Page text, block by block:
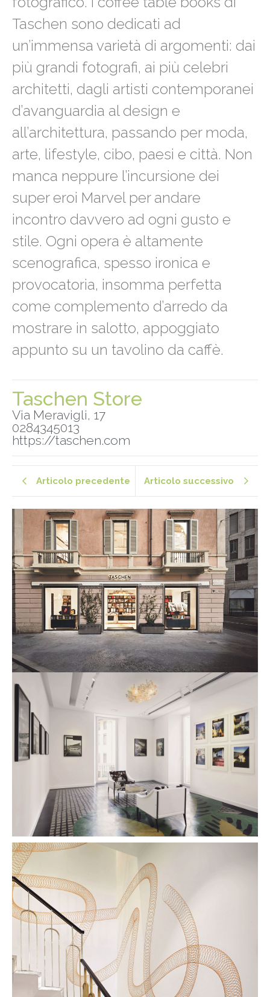
Taschen sono dedicati ad
un’immensa varietà di argomenti: dai
più grandi fotografi, ai più celebri
architetti, dagli artisti contemporanei
d’avanguardia al design e
all’architettura, passando per moda,
arte, lifestyle, cibo, paesi e città. Non
manca neppure l’incursione dei
super eroi Marvel per andare
incontro davvero ad ogni gusto e
stile. Ogni opera è altamente
scenografica, spesso ironica e
provocatoria, insomma perfetta
come complemento d’arredo da
mostrare in salotto, appoggiato
appunto su un tavolino da caffè.
Taschen Store
Via Meravigli, 17
0284345013
https://taschen.com
Articolo precedente Articolo successivo